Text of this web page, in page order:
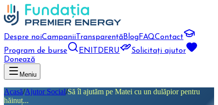
Despre noiCampanii TransparențăBlogFAQContact
Program de burse
EN DERU
Solicitați ajutor
Donează
Meniu
Acasă/Ajutor Social/Să îl ajutăm pe Matei cu un dulăpior pentru
hăinuț...